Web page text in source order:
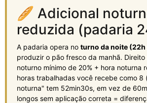
🥖 Adicional
reduzida (padaria
A padaria opera no turno da noite (22h
produzir o pão fresco da manhã. Direito
noturno mínimo de 20% + hora noturna
horas trabalhadas você recebe como 8
noturna" tem 52min30s, em vez de
longos sem aplicação correta =